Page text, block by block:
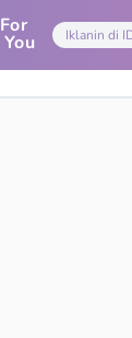
For
You Iklanin di